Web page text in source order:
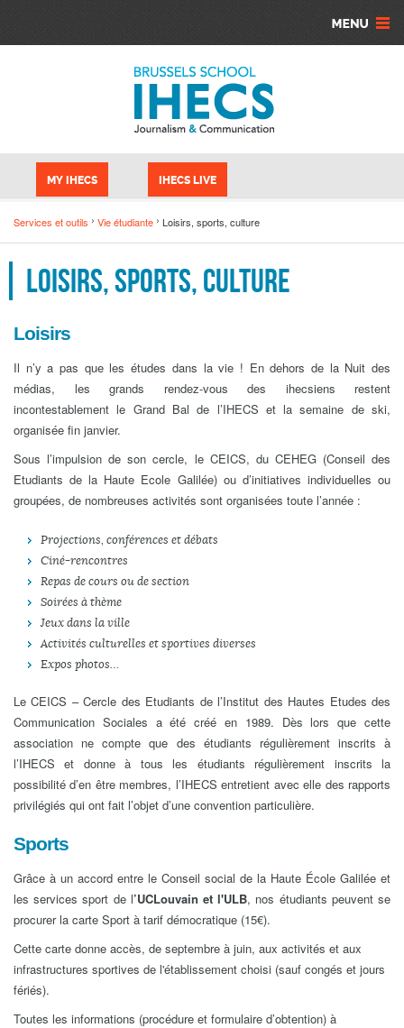
MY IHECS IHECS LIVE
Services et outils Vie étudiante Loisirs, sports, culture
Loisirs, sports, culture
Loisirs
Il n’y a pas que les études dans la vie ! En dehors de la Nuit des
médias, les grands rendez-vous des ihecsiens restent
incontestablement le Grand Bal de l’IHECS et la semaine de ski,
organisée fin janvier.
Sous l’impulsion de son cercle, le CEICS, du CEHEG (Conseil des
Etudiants de la Haute Ecole Galilée) ou d’initiatives individuelles ou
groupées, de nombreuses activités sont organisées toute l’année :
Projections, conférences et débats
Ciné-rencontres
Repas de cours ou de section
Soirées à thème
Jeux dans la ville
Activités culturelles et sportives diverses
Expos photos…
Le CEICS – Cercle des Etudiants de l’Institut des Hautes Etudes des
Communication Sociales a été créé en 1989. Dès lors que cette
association ne compte que des étudiants régulièrement inscrits à
l’IHECS et donne à tous les étudiants régulièrement inscrits la
possibilité d’en être membres, l’IHECS entretient avec elle des rapports
privilégiés qui ont fait l’objet d’une convention particulière.
Sports
Grâce à un accord entre le Conseil social de la Haute École Galilée et
les services sport de l’UCLouvain et l'ULB, nos étudiants peuvent se
procurer la carte Sport à tarif démocratique (15€).
Cette carte donne accès, de septembre à juin, aux activités et aux
infrastructures sportives de l'établissement choisi (sauf congés et jours
fériés).
Toutes les informations (procédure et formulaire d’obtention) à